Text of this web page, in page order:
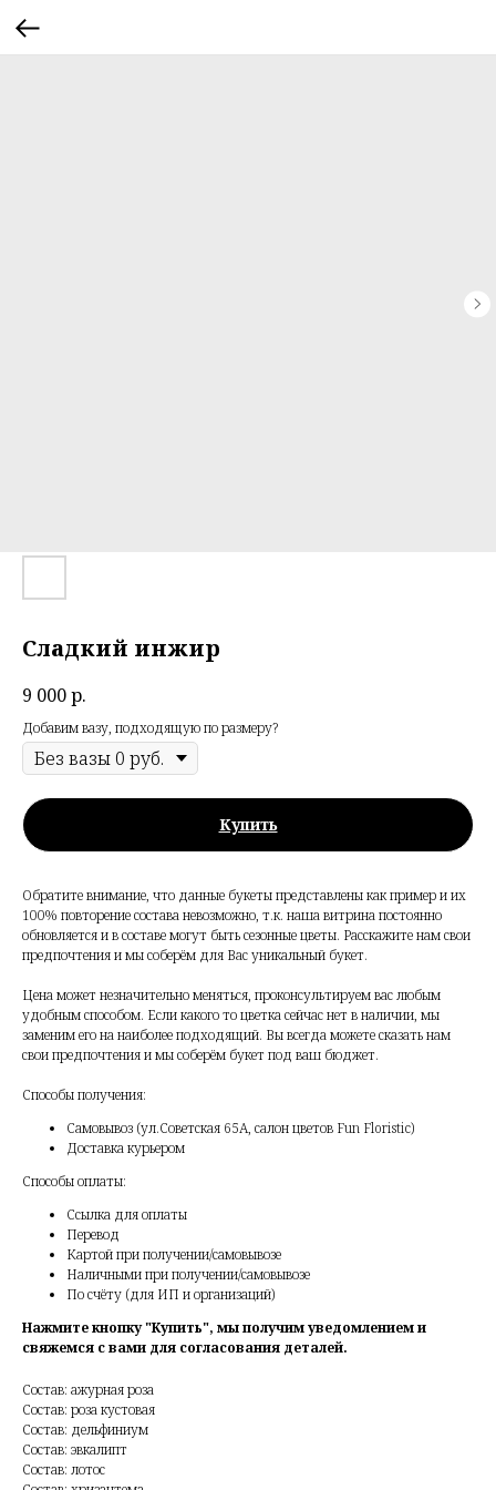
Сладкий инжир
9 000р.
Добавим вазу, подходящую по размеру?
Купить
Обратите внимание, что данные букеты представлены как пример и их
100% повторение состава невозможно, т.к. наша витрина постоянно
обновляется и в составе могут быть сезонные цветы. Расскажите нам свои
предпочтения и мы соберём для Вас уникальный букет.
Цена может незначительно меняться, проконсультируем вас любым
удобным способом. Если какого то цветка сейчас нет в наличии, мы
заменим его на наиболее подходящий. Вы всегда можете сказать нам
свои предпочтения и мы соберём букет под ваш бюджет.
Способы получения:
Самовывоз (ул.Советская 65А, салон цветов Fun Floristic)
Доставка курьером
Способы оплаты:
Ссылка для оплаты
Перевод
Картой при получении/самовывозе
Наличными при получении/самовывозе
По счёту (для ИП и организаций)
Нажмите кнопку "Купить", мы получим уведомлением и
свяжемся с вами для согласования деталей.
Состав: ажурная роза
Состав: роза кустовая
Состав: дельфиниум
Состав: эвкалипт
Состав: лотос